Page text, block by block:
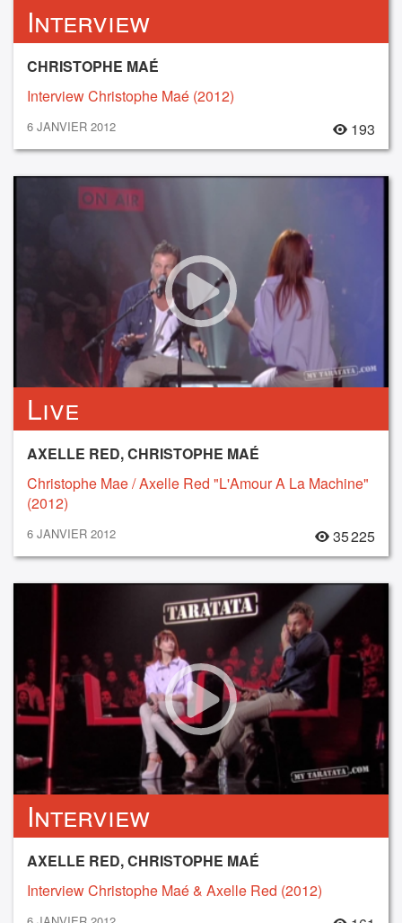
Interview
CHRISTOPHE MAÉ
Interview Christophe Maé (2012)
6 JANVIER 2012 193
Live
AXELLE RED, CHRISTOPHE MAÉ
Christophe Mae / Axelle Red "L'Amour A La Machine"
(2012)
6 JANVIER 2012 35 225
Interview
AXELLE RED, CHRISTOPHE MAÉ
Interview Christophe Maé & Axelle Red (2012)